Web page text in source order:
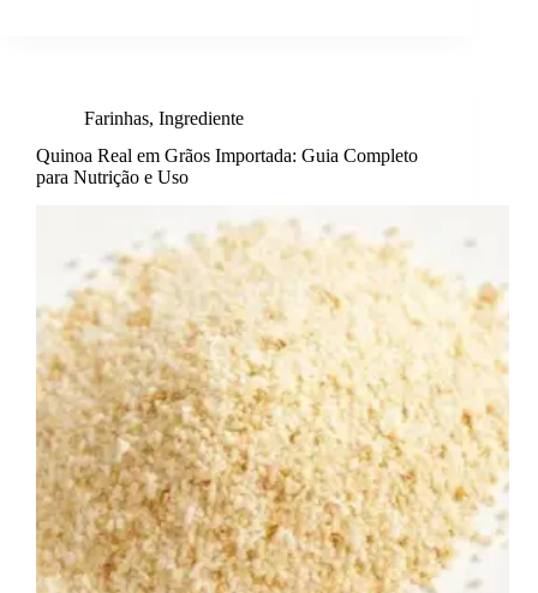
Farinhas, Ingrediente
Quinoa Real em Grãos Importada: Guia Completo
para Nutrição e Uso